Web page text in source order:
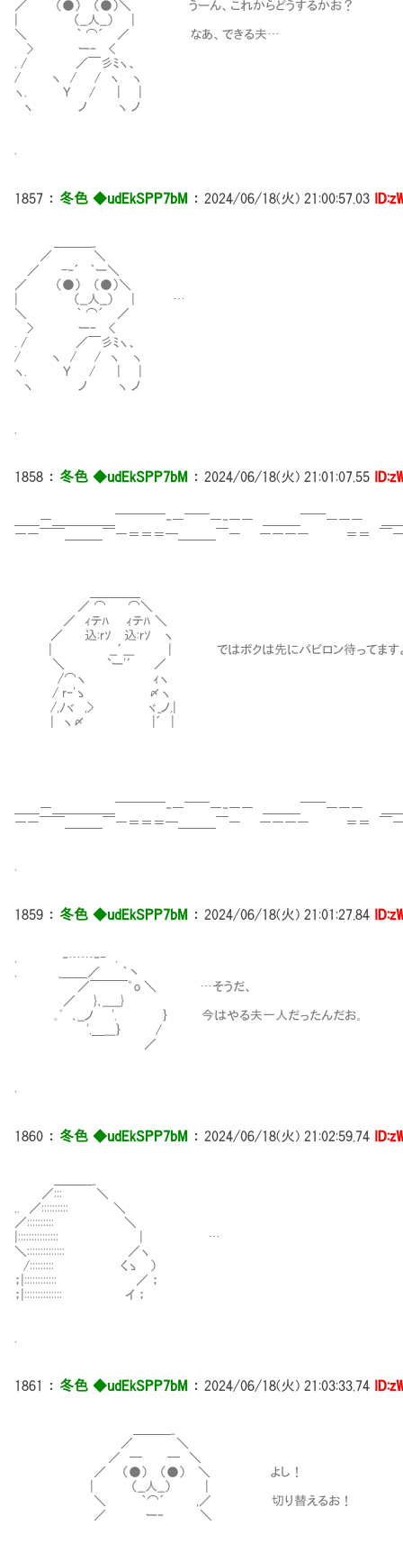
／ （●） （●）＼ うーん、これからどうするかお？
| （__人__） |
＼ ｀ ⌒´ ／ なあ、できる夫…
> ー‐ <
. / ／￣彡ﾐヽ、
/ ヽ / / ヽ ヽ
ヽ. Ｙ / | |
ヽ ノ ヽ ノ
1857 ： 冬色 ◆udEkSPP7bM ： 2024/06/18(火) 21:00:57.03
／ ＼
／ -‐´ ｀ー＼
／ （●） （●）＼
| （__人__） | …
＼ ｀ ⌒´ ／
> ー‐ <
. / ／￣彡ﾐヽ、
/ ヽ / / ヽ ヽ
ヽ. Ｙ / | |
ヽ ノ ヽ ノ
1858 ： 冬色 ◆udEkSPP7bM ： 2024/06/18(火) 21:01:07.55
＿＿―＿＿＿＿＿￣￣￣￣‐―￣￣―‐―― ＿＿＿￣￣――― ＿
――￣￣＿＿＿￣―＝＝＝━＿＿＿￣― ―――― ＝＝ ￣――
／ ⌒ ⌒＼
／ ｨテﾊ ｨテﾊ ＼
／ 込:rｿ 込:rｿ ヽ
| __´___ | ではボクは先にバビロン待ってます
＼ `ー'´ ／
/⌒ヽ ｨヽ
/ rｰ'ゝ 〆ヽ
/,ﾉヾ ,> ヾ_ノ,|
| ヽ〆 |´ |
＿＿―＿＿＿＿＿￣￣￣￣‐―￣￣―‐―― ＿＿＿￣￣――― ＿
――￣￣＿＿＿￣―＝＝＝━＿＿＿￣― ―――― ＝＝ ￣――
1859 ： 冬色 ◆udEkSPP7bM ： 2024/06/18(火) 21:01:27.84
. ‐……‐- .
. _＿＿／ ｀丶
／￣￣￣゜o ＼ …そうだ、
／ }､_____}
｡ﾟ ､__ノ '. ｝ 今はやる夫一人だったんだお。
'.＿___｝ /
／
1860 ： 冬色 ◆udEkSPP7bM ： 2024/06/18(火) 21:02:59.74
／::: ＼
.. ／:::::::::: ＼
／:::::::::: ＼
|::::::::::::::: | …
＼:::::::::::::: ／ヽ
/::::::::: くゝ ）
；|:::::::::::: ／ ；
；|:::::::::::::: イ ；
1861 ： 冬色 ◆udEkSPP7bM ： 2024/06/18(火) 21:03:33.74
／ ＼
／ ─ ─ ＼
／ （●） （●） ＼ よし！
| （__人__） |
＼ ｀⌒´ ,／ 切り替えるお！
／ ー‐ ＼